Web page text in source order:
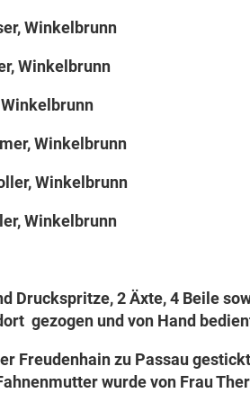
Winkelbrunn
Winkelbrunn
Druckspritze, 2 Äxte, 4 Beile
gezogen und von Hand
Freudenhain zu Passau
wurde von Frau